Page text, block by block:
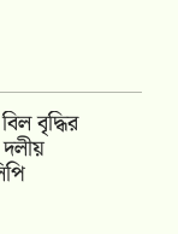
বৃদ্ধির